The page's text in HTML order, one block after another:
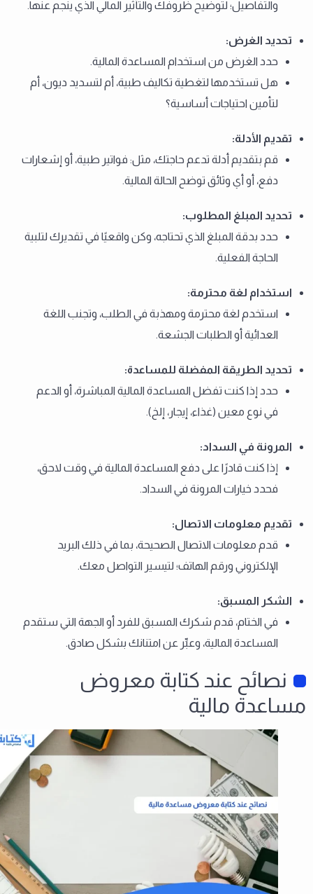
والتفاصيل؛ لتوضيح ظروفك والتأثير المالي الذي ينجم عنها.
تحديد الغرض:
حدد الغرض من استخدام المساعدة المالية.
هل تستخدمها لتغطية تكاليف طبية، أم لتسديد ديون، أم
لتأمين احتياجات أساسية؟
تقديم الأدلة:
قم بتقديم أدلة تدعم حاجتك، مثل: فواتير طبية، أو إشعارات
دفع، أو أي وثائق توضح الحالة المالية.
تحديد المبلغ المطلوب:
حدد بدقة المبلغ الذي تحتاجه، وكن واقعيًا في تقديرك لتلبية
الحاجة الفعلية.
استخدام لغة محترمة:
استخدم لغة محترمة ومهذبة في الطلب، وتجنب اللغة
العدائية أو الطلبات الجشعة.
تحديد الطريقة المفضلة للمساعدة:
حدد إذا كنت تفضل المساعدة المالية المباشرة، أو الدعم
في نوع معين (غذاء، إيجار، إلخ).
المرونة في السداد:
إذا كنت قادرًا على دفع المساعدة المالية في وقت لاحق،
فحدد خيارات المرونة في السداد.
تقديم معلومات الاتصال:
قدم معلومات الاتصال الصحيحة، بما في ذلك البريد
الإلكتروني ورقم الهاتف؛ لتيسير التواصل معك.
الشكر المسبق:
في الختام، قدم شكرك المسبق للفرد أو الجهة التي ستقدم
المساعدة المالية، وعبِّر عن امتنانك بشكل صادق.
نصائح عند كتابة معروض
مساعدة مالية